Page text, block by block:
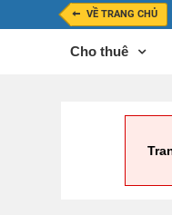
VỀ TRANG CHỦ
Cho thuê